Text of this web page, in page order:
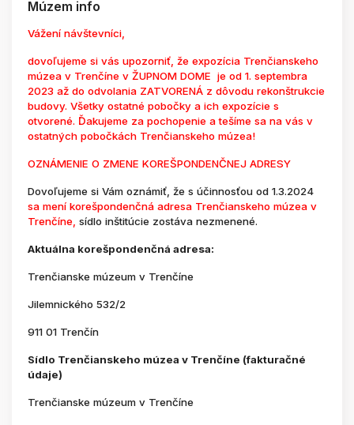
Múzem info
Vážení návštevníci,
dovoľujeme si vás upozorniť, že expozícia Trenčianskeho
múzea v Trenčíne v ŽUPNOM DOME je od 1. septembra
2023 až do odvolania ZATVORENÁ z dôvodu rekonštrukcie
budovy. Všetky ostatné pobočky a ich expozície s
otvorené. Ďakujeme za pochopenie a tešíme sa na vás v
ostatných pobočkách Trenčianskeho múzea!
OZNÁMENIE O ZMENE KOREŠPONDENČNEJ ADRESY
Dovoľujeme si Vám oznámiť, že s účinnosťou od 1.3.2024
sa mení korešpondenčná adresa Trenčianskeho múzea v
Trenčíne, sídlo inštitúcie zostáva nezmenené.
Aktuálna korešpondenčná adresa:
Trenčianske múzeum v Trenčíne
Jilemnického 532/2
911 01 Trenčín
Sídlo Trenčianskeho múzea v Trenčíne (fakturačné
údaje)
Trenčianske múzeum v Trenčíne